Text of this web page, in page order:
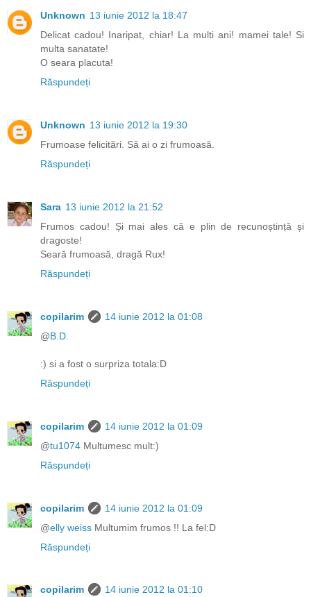
Unknown 13 iunie 2012 la 18:47
Delicat cadou! Inaripat, chiar! La multi ani! mamei tale! Si
multa sanatate!
O seara placuta!
Răspundeți
Unknown 13 iunie 2012 la 19:30
Frumoase felicitări. Să ai o zi frumoasă.
Răspundeți
Sara 13 iunie 2012 la 21:52
Frumos cadou! Și mai ales că e plin de recunoștință și
dragoste!
Seară frumoasă, dragă Rux!
Răspundeți
copilarim
14 iunie 2012 la 01:08
@B.D.
:) si a fost o surpriza totala:D
Răspundeți
copilarim
14 iunie 2012 la 01:09
@tu1074 Multumesc mult:)
Răspundeți
copilarim
14 iunie 2012 la 01:09
@elly weiss Multumim frumos !! La fel:D
Răspundeți
copilarim
14 iunie 2012 la 01:10